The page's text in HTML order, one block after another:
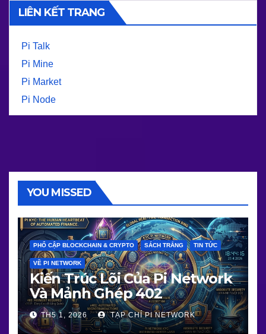
LIÊN KẾT TRANG
Pi Talk
Pi Mine
Pi Market
Pi Node
YOU MISSED
PHỔ CẬP BLOCKCHAIN & CRYPTO SÁCH TRẮNG TIN TỨC
VỀ PI NETWORK
Kiến Trúc Lõi Của Pi Network
Và Mảnh Ghép 402
TH5 1, 2026 TẠP CHÍ PI NETWORK